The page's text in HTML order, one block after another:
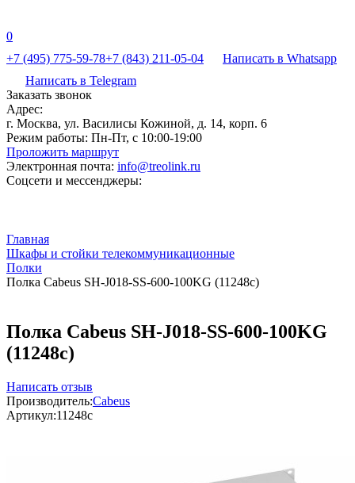
0
+7 (495) 775-59-78+7 (843) 211-05-04
Написать в Whatsapp
Написать в Telegram
Заказать звонок
Адрес:
г. Москва, ул. Василисы Кожиной, д. 14, корп. 6
Режим работы: Пн-Пт, с 10:00-19:00
Проложить маршрут
Электронная почта: info@treolink.ru
Соцсети и мессенджеры:
Главная
Шкафы и стойки телекоммуникационные
Полки
Полка Cabeus SH-J018-SS-600-100KG (11248c)
Полка Cabeus SH-J018-SS-600-100KG
(11248c)
Написать отзыв
Производитель:Cabeus
Артикул:11248c